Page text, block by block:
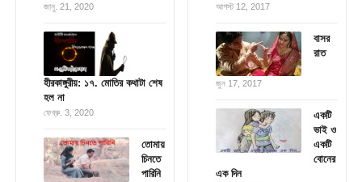
জানু. 21, 2020
হীরকাঙ্গুরীয়: ১৭. মোতির কথাটা শেষ
হল না
ফেব্রু. 3, 2020
তোমায়
চিনতে
পারিনি
আগস্ট 12, 2017
বাসর
রাত
জুন 17, 2017
একটি
ভাই ও
একটি
বোনের
এক দিন